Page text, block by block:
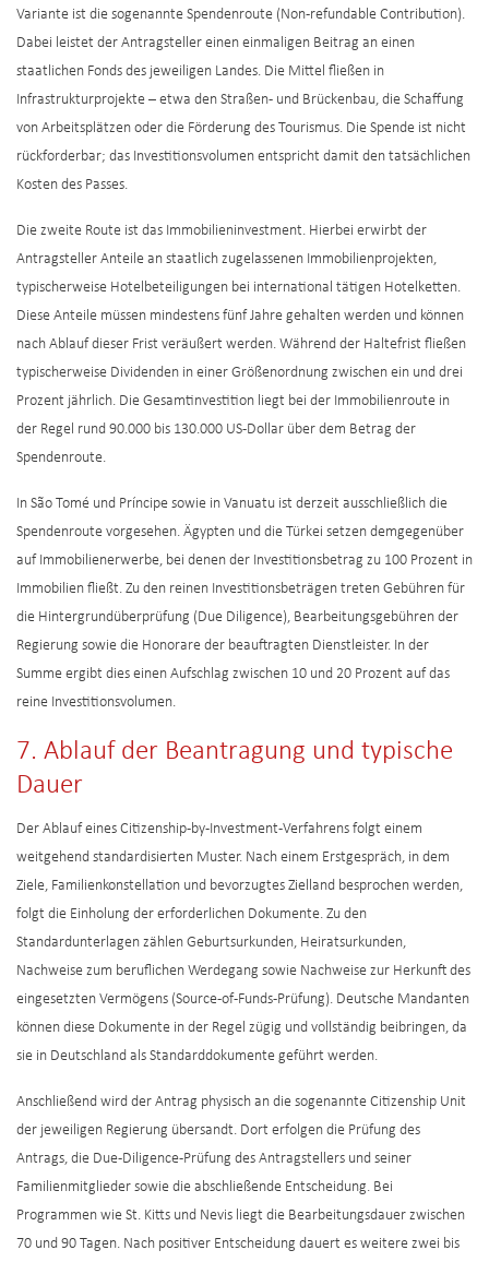
Variante ist die sogenannte Spendenroute (Non-refundable Contribution).
Dabei leistet der Antragsteller einen einmaligen Beitrag an einen
staatlichen Fonds des jeweiligen Landes. Die Mittel fließen in
Infrastrukturprojekte – etwa den Straßen- und Brückenbau, die Schaffung
von Arbeitsplätzen oder die Förderung des Tourismus. Die Spende ist nicht
rückforderbar; das Investitionsvolumen entspricht damit den tatsächlichen
Kosten des Passes.
Die zweite Route ist das Immobilieninvestment. Hierbei erwirbt der
Antragsteller Anteile an staatlich zugelassenen Immobilienprojekten,
typischerweise Hotelbeteiligungen bei international tätigen Hotelketten.
Diese Anteile müssen mindestens fünf Jahre gehalten werden und können
nach Ablauf dieser Frist veräußert werden. Während der Haltefrist fließen
typischerweise Dividenden in einer Größenordnung zwischen ein und drei
Prozent jährlich. Die Gesamtinvestition liegt bei der Immobilienroute in
der Regel rund 90.000 bis 130.000 US-Dollar über dem Betrag der
Spendenroute.
In São Tomé und Príncipe sowie in Vanuatu ist derzeit ausschließlich die
Spendenroute vorgesehen. Ägypten und die Türkei setzen demgegenüber
auf Immobilienerwerbe, bei denen der Investitionsbetrag zu 100 Prozent in
Immobilien fließt. Zu den reinen Investitionsbeträgen treten Gebühren für
die Hintergrundüberprüfung (Due Diligence), Bearbeitungsgebühren der
Regierung sowie die Honorare der beauftragten Dienstleister. In der
Summe ergibt dies einen Aufschlag zwischen 10 und 20 Prozent auf das
reine Investitionsvolumen.
7. Ablauf der Beantragung und typische
Dauer
Der Ablauf eines Citizenship-by-Investment-Verfahrens folgt einem
weitgehend standardisierten Muster. Nach einem Erstgespräch, in dem
Ziele, Familienkonstellation und bevorzugtes Zielland besprochen werden,
folgt die Einholung der erforderlichen Dokumente. Zu den
Standardunterlagen zählen Geburtsurkunden, Heiratsurkunden,
Nachweise zum beruflichen Werdegang sowie Nachweise zur Herkunft des
eingesetzten Vermögens (Source-of-Funds-Prüfung). Deutsche Mandanten
können diese Dokumente in der Regel zügig und vollständig beibringen, da
sie in Deutschland als Standarddokumente geführt werden.
Anschließend wird der Antrag physisch an die sogenannte Citizenship Unit
der jeweiligen Regierung übersandt. Dort erfolgen die Prüfung des
Antrags, die Due-Diligence-Prüfung des Antragstellers und seiner
Familienmitglieder sowie die abschließende Entscheidung. Bei
Programmen wie St. Kitts und Nevis liegt die Bearbeitungsdauer zwischen
70 und 90 Tagen. Nach positiver Entscheidung dauert es weitere zwei bis